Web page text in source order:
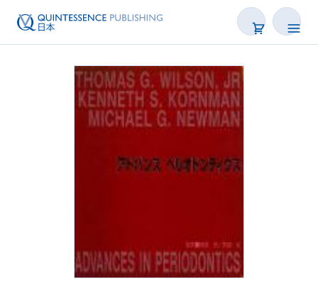
書籍
雑誌
映像